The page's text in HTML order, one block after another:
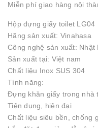
Miễn phí giao hàng nội
Hộp đựng giấy toilet LG04
Hãng sản xuất: Vinahasa
Công nghệ sản xuất: Nhật
Sản xuất tại: Việt nam
Chất liệu Inox SUS 304
Tính năng:
Đựng khăn giấy trong nhà
Tiện dụng, hiện đại
Chất liệu siêu bền, chống